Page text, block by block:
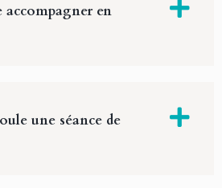
accompagner en
une séance de